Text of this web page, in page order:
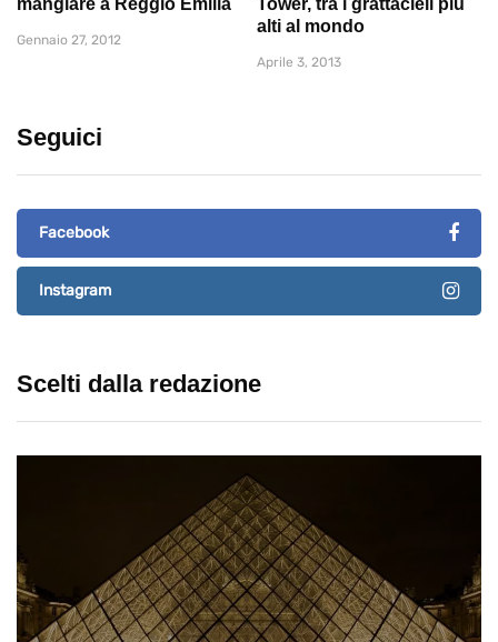
mangiare a Reggio Emilia
Gennaio 27, 2012
Tower, tra i grattacieli più
alti al mondo
Aprile 3, 2013
Seguici
Facebook
Instagram
Scelti dalla redazione